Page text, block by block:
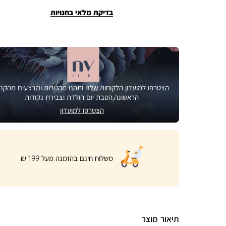
בדיקת מלאי בחנויות
הצטרפו למועדון הלקוחות שלנו ותהנו מהטבות ומבצעים
הראשונה,הטבת יום הולדת וצבירת נקודות
הצטרפו למועדון
|
product
page
banner
משלוח חינם בהזמנה מעל 199 ₪
תיאור מוצר